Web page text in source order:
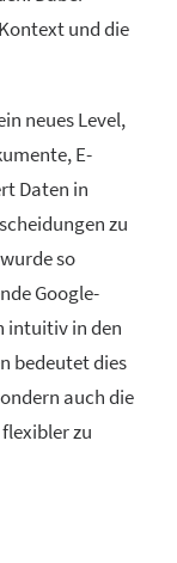
und die
neues Level,
E-
Daten in
zu
so
Google-
intuitiv in den
bedeutet dies
auch die
zu